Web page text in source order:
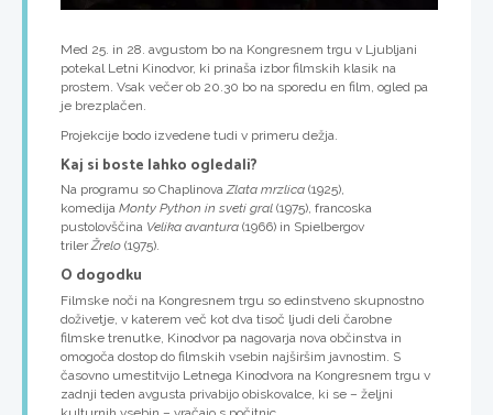
Med 25. in 28. avgustom bo na Kongresnem trgu v Ljubljani
potekal Letni Kinodvor, ki prinaša izbor filmskih klasik na
prostem. Vsak večer ob 20.30 bo na sporedu en film, ogled pa
je brezplačen.
Projekcije bodo izvedene tudi v primeru dežja.
Kaj si boste lahko ogledali?
Na programu so ChaplinovaZlata mrzlica (1925),
komedija Monty Python in sveti gral (1975), francoska
pustolovščina Velika avantura (1966) in Spielbergov
trilerŽrelo (1975).
O dogodku
Filmske noči na Kongresnem trgu so edinstveno skupnostno
doživetje, v katerem več kot dva tisoč ljudi deli čarobne
filmske trenutke, Kinodvor pa nagovarja nova občinstva in
omogoča dostop do filmskih vsebin najširšim javnostim. S
časovno umestitvijo Letnega Kinodvora na Kongresnem trgu v
zadnji teden avgusta privabijo obiskovalce, ki se – željni